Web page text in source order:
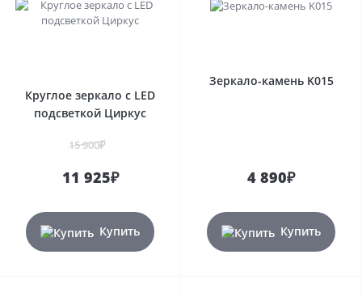
Круглое зеркало с LED
подсветкой Циркус
15 900₽
11 925₽
Купить
Зеркало-камень K015
4 890₽
Купить